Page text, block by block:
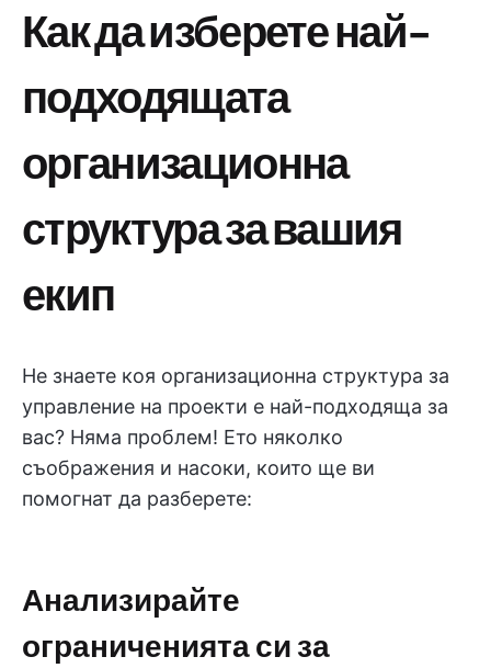
Как да изберете най-
подходящата
организационна
структура за вашия
екип
Не знаете коя организационна структура за
управление на проекти е най-подходяща за
вас? Няма проблем! Ето няколко
съображения и насоки, които ще ви
помогнат да разберете:
Анализирайте
ограниченията си за